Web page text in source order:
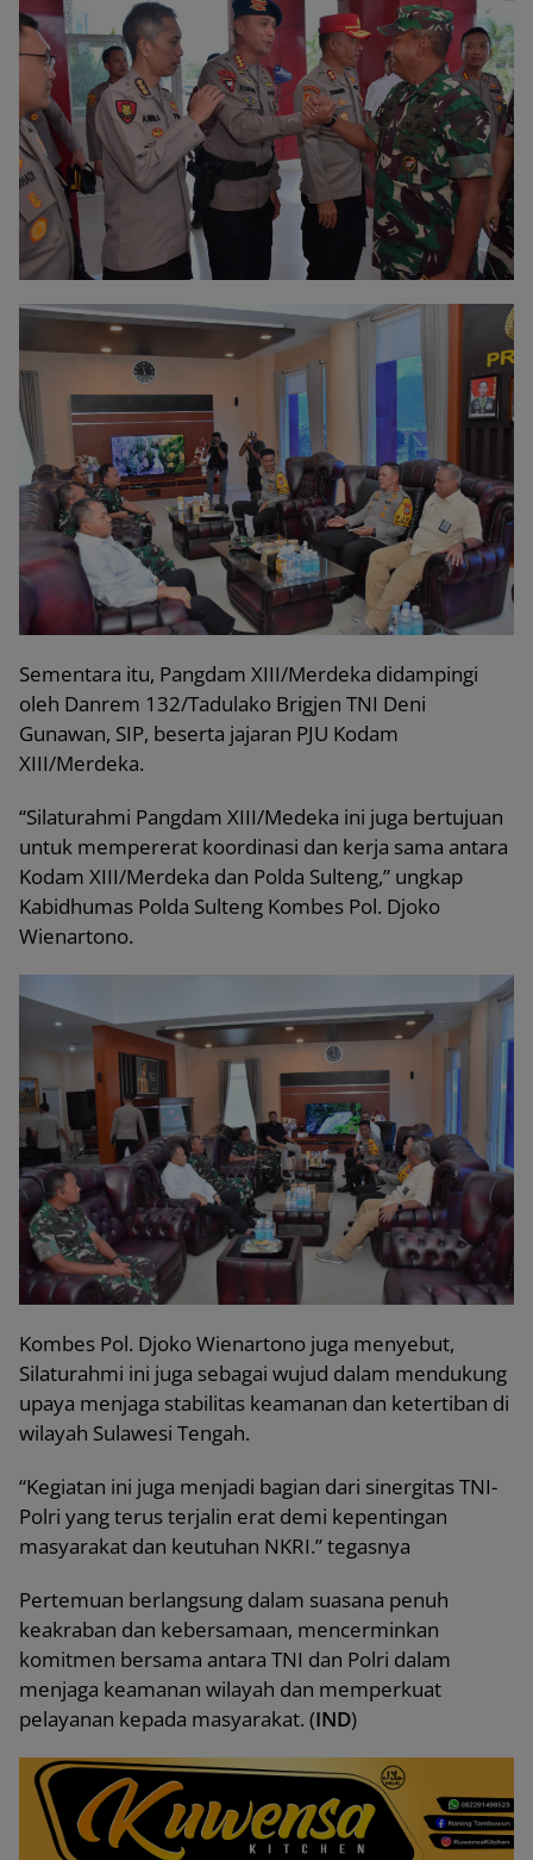
Sementara itu, Pangdam XIII/Merdeka didampingi
oleh Danrem 132/Tadulako Brigjen TNI Deni
Gunawan, SIP, beserta jajaran PJU Kodam
XIII/Merdeka.
“Silaturahmi Pangdam XIII/Medeka ini juga bertujuan
untuk mempererat koordinasi dan kerja sama antara
Kodam XIII/Merdeka dan Polda Sulteng,” ungkap
Kabidhumas Polda Sulteng Kombes Pol. Djoko
Wienartono.
Kombes Pol. Djoko Wienartono juga menyebut,
Silaturahmi ini juga sebagai wujud dalam mendukung
upaya menjaga stabilitas keamanan dan ketertiban di
wilayah Sulawesi Tengah.
“Kegiatan ini juga menjadi bagian dari sinergitas TNI-
Polri yang terus terjalin erat demi kepentingan
masyarakat dan keutuhan NKRI.” tegasnya
Pertemuan berlangsung dalam suasana penuh
keakraban dan kebersamaan, mencerminkan
komitmen bersama antara TNI dan Polri dalam
menjaga keamanan wilayah dan memperkuat
pelayanan kepada masyarakat. (IND)